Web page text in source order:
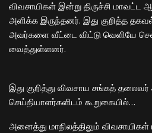
விவசாயிகள் இன்று திருச்சி மாவட்ட
அளிக்க இருந்தனர். இது குறித்த
அவர்களை வீட்டை விட்டு வெளியே
வைத்துள்ளனர்.
இது குறித்து விவசாய சங்கத்
செய்தியாளர்களிடம் கூறுகையில்…
அனைத்து மாநிலத்திலும்